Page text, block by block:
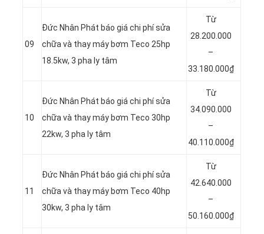
09
Đức Nhân Phát báo giá chi phí sửa
chữa và thay máy bơm Teco 25hp
18.5kw, 3 pha ly tâm
Từ
28.200.000
–
33.180.000₫
10
Đức Nhân Phát báo giá chi phí sửa
chữa và thay máy bơm Teco 30hp
22kw, 3 pha ly tâm
Từ
34.090.000
–
40.110.000₫
11
Đức Nhân Phát báo giá chi phí sửa
chữa và thay máy bơm Teco 40hp
30kw, 3 pha ly tâm
Từ
42.640.000
–
50.160.000₫